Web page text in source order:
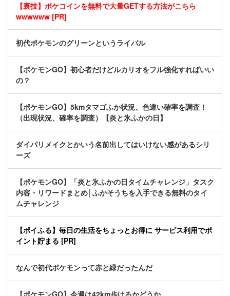
【裏技】ポケコインを無料で大量GETする方法がこちら
wwwwww [PR]
初代ポケモンのグリーンというライバル
【ポケモンGO】初心者だけどルカリオをフル強化すればいい
の？
【ポケモンGO】5kmタマゴふか状況、色違い確率を調査！
（出現状況、確率を調査）【炎と氷ふかの日】
ダイパリメイクとかいう名前出してはいけない感があるシリ
ーズ
【ポケモンGO】「炎と氷ふかの日タイムチャレンジ」タスク
内容・リワードまとめ│ふかそうちを入手できる無料のタイ
ムチャレンジ
【ポイふる】毎日の生活をちょっとお得に サービス利用でポ
イント貯まる [PR]
なんで初代ポケモンって赤と緑だったんだ